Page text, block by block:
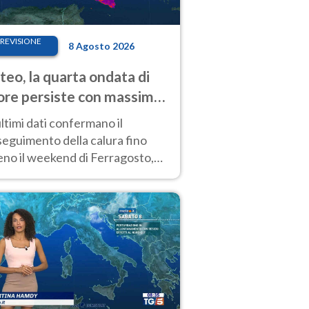
8 Agosto 2026
la quarta ondata di
persiste con massime
molto elevate
dati confermano il
della calura fino
il weekend di Ferragosto,
prossima